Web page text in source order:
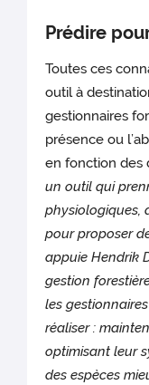
Prédire
Toutes ces
outil à
gestionnaires
présence ou
en fonction des
un outil qui
physiologiques,
pour proposer
appuie Hendrik
gestion
les
réaliser :
optimisant leur
des espèces